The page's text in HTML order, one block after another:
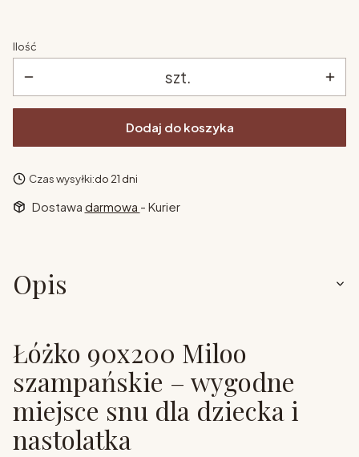
Ilość
szt.
Dodaj do koszyka
Czas wysyłki:do 21 dni
Dostawa darmowa - Kurier
Opis
Łóżko 90x200 Miloo
szampańskie – wygodne
miejsce snu dla dziecka i
nastolatka